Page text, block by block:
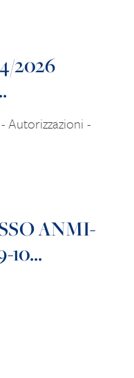
2026
Autorizzazioni -
ANMI-
10...